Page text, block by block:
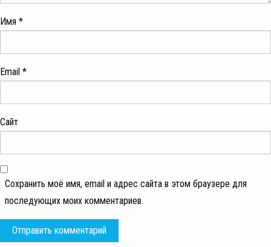
Имя *
Email *
Сайт
Сохранить моё имя, email и адрес сайта в этом браузере для
последующих моих комментариев.